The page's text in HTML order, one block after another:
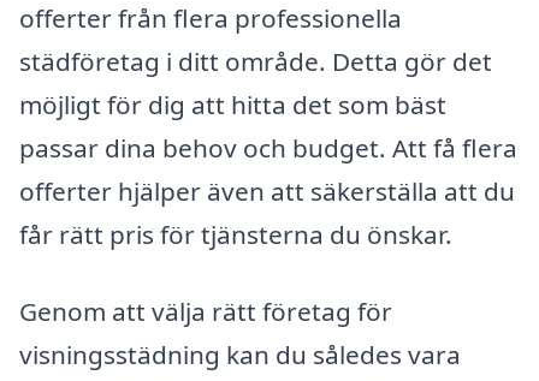
offerter från flera professionella
städföretag i ditt område. Detta gör det
möjligt för dig att hitta det som bäst
passar dina behov och budget. Att få flera
offerter hjälper även att säkerställa att du
får rätt pris för tjänsterna du önskar.
Genom att välja rätt företag för
visningsstädning kan du således vara